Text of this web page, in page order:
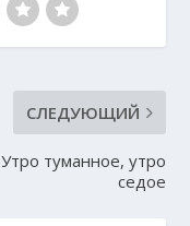
СЛЕДУЮЩИЙ
Утро туманное, утро
седое